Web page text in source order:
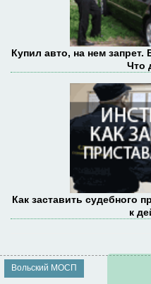
Купил авто, на нем
Что
Как заставить судебного
к
Вольский МОСП